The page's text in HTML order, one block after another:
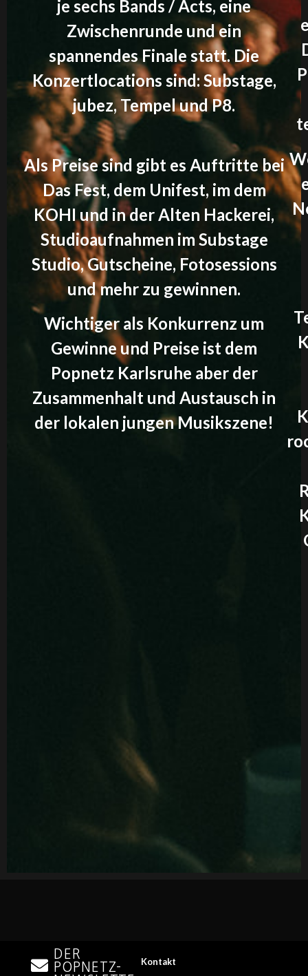
je sechs Bands / Acts, eine
Zwischenrunde und ein
spannendes Finale statt. Die
Konzertlocations sind: Substage,
jubez, Tempel und P8.
Als Preise sind gibt es Auftritte bei
Das Fest, dem Unifest, im dem
KOHI und in der Alten Hackerei,
Studioaufnahmen im Substage
Studio, Gutscheine, Fotosessions
und mehr zu gewinnen.
Wichtiger als Konkurrenz um
Gewinne und Preise ist dem
Popnetz Karlsruhe aber der
Zusammenhalt und Austausch in
der lokalen jungen Musikszene!
DER
POPNETZ-
Kontakt